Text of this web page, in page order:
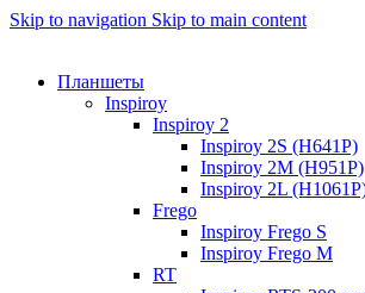
Skip to navigation Skip to main content
Планшеты
Inspiroy
Inspiroy 2
Inspiroy 2S (H641P)
Inspiroy 2M (H951P)
Inspiroy 2L
Frego
Inspiroy Frego S
Inspiroy Frego M
RT